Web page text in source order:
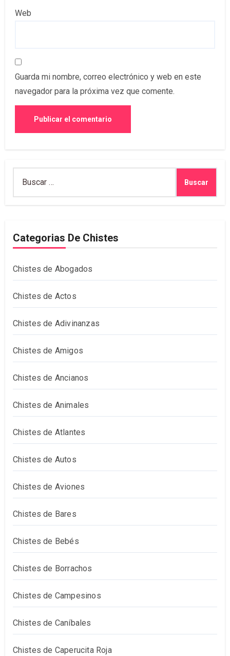
Web
Guarda mi nombre, correo electrónico y web en este
navegador para la próxima vez que comente.
Categorias De Chistes
Chistes de Abogados
Chistes de Actos
Chistes de Adivinanzas
Chistes de Amigos
Chistes de Ancianos
Chistes de Animales
Chistes de Atlantes
Chistes de Autos
Chistes de Aviones
Chistes de Bares
Chistes de Bebés
Chistes de Borrachos
Chistes de Campesinos
Chistes de Caníbales
Chistes de Caperucita Roja